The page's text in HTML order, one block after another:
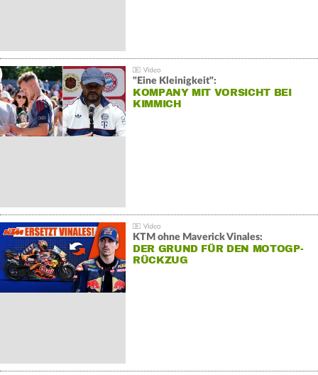
"Eine Kleinigkeit":
KOMPANY MIT VORSICHT BEI
KIMMICH
KTM ohne Maverick Vinales:
DER GRUND FÜR DEN MOTOGP-
RÜCKZUG